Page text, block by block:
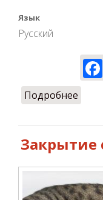
Язык
Русский
Подробнее
Закрытие